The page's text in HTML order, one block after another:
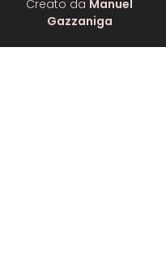
Creato da Manuel
Gazzaniga